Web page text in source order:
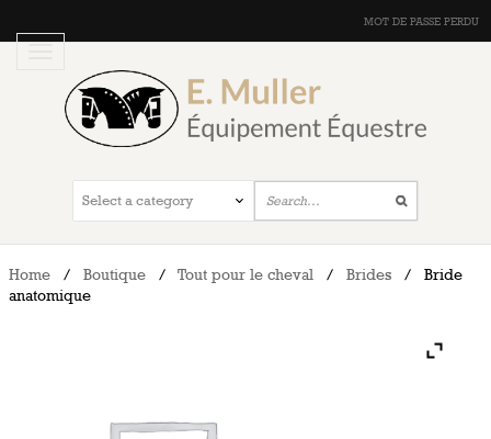
MOT DE PASSE PERDU
Home / Boutique / Tout pour le cheval / Brides /
Bride
anatomique